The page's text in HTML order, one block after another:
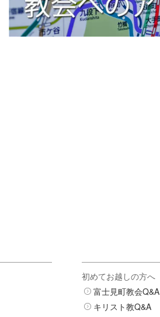
初めてお越しの方へ
富士見町教会Q&A
キリスト教Q&A